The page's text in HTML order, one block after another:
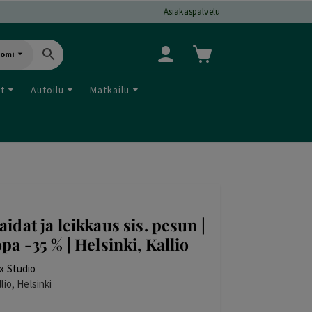
Asiakaspalvelu
Autoilu Matkailu
ja leikkaus sis. pesun |
-35 % | Helsinki, Kallio
Studio
Helsinki